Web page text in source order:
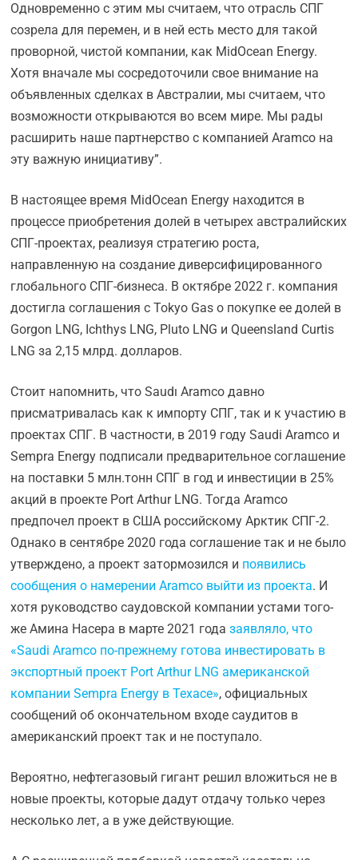
Одновременно с этим мы считаем, что отрасль СПГ
созрела для перемен, и в ней есть место для такой
проворной, чистой компании, как MidOcean Energy.
Хотя вначале мы сосредоточили свое внимание на
объявленных сделках в Австралии, мы считаем, что
возможности открываются во всем мире. Мы рады
расширить наше партнерство с компанией Aramco на
эту важную инициативу”.
В настоящее время MidOcean Energy находится в
процессе приобретения долей в четырех австралийских
СПГ-проектах, реализуя стратегию роста,
направленную на создание диверсифицированного
глобального СПГ-бизнеса. В октябре 2022 г. компания
достигла соглашения с Tokyo Gas о покупке ее долей в
Gorgon LNG, Ichthys LNG, Pluto LNG и Queensland Curtis
LNG за 2,15 млрд. долларов.
Стоит напомнить, что Saudı Aramco давно
присматривалась как к импорту СПГ, так и к участию в
проектах СПГ. В частности, в 2019 году Saudi Aramco и
Sempra Energy подписали предварительное соглашение
на поставки 5 млн.тонн СПГ в год и инвестиции в 25%
акций в проекте Port Arthur LNG. Тогда Aramco
предпочел проект в США российскому Арктик СПГ-2.
Однако в сентябре 2020 года соглашение так и не было
утверждено, а проект затормозился и появились
сообщения о намерении Aramco выйти из проекта. И
хотя руководство саудовской компании устами того-
же Амина Насера в марте 2021 годазаявляло, что
«Saudi Aramco по-прежнему готова инвестировать в
экспортный проект Port Arthur LNG американской
компании Sempra Energy в Техасе», официальных
сообщений об окончательном входе саудитов в
американский проект так и не поступало.
Вероятно, нефтегазовый гигант решил вложиться не в
новые проекты, которые дадут отдачу только через
несколько лет, а в уже действующие.